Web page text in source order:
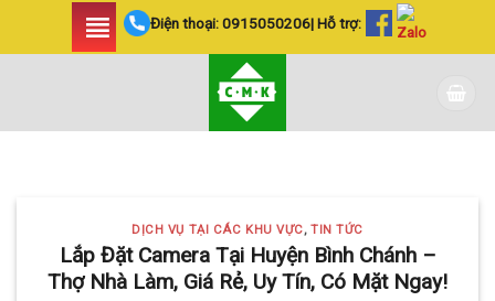
Điện thoại:0915050206| Hỗ trợ:
HUYỆN BÌNH CHÁNH
SIÊU AN NINH VÀ SIÊU
DỊCH VỤ TẠI CÁC KHU VỰC,TIN TỨC
Lắp Đặt Camera Tại Huyện Bình Chánh –
Thợ Nhà Làm, Giá Rẻ, Uy Tín, Có Mặt Ngay!